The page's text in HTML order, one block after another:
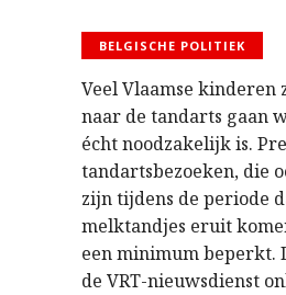
BELGISCHE POLITIEK
Veel Vlaamse kinderen
naar de tandarts gaan
écht noodzakelijk is.
tandartsbezoeken, die
zijn tijdens de periode
melktandjes eruit
een minimum beperkt.
de VRT-nieuwsdienst